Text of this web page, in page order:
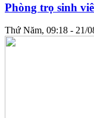
Phòng trọ sinh
Thứ Năm, 09:18 - 21/